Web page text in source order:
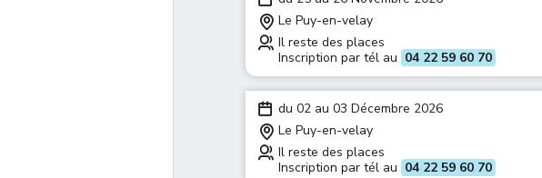
Le Puy-en-velay
Il reste des places
Inscription par tél au 04 22 59 60 70
du 02 au 03 Décembre 2026
Le Puy-en-velay
Il reste des places
Inscription par tél au 04 22 59 60 70